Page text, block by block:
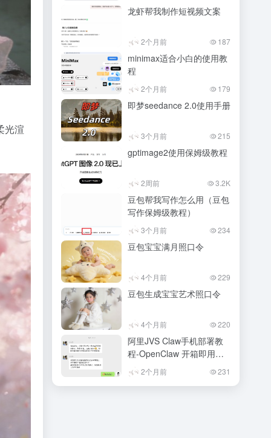
光渲
龙虾帮我制作短视频文案
2个月前 187
minimax适合小白的使用教
程
2个月前 179
即梦seedance 2.0使用手册
3个月前 215
gptimage2使用保姆级教程
2周前 3.2K
豆包帮我写作怎么用（豆包
写作保姆级教程）
3个月前 234
豆包宝宝满月照口令
4个月前 229
豆包生成宝宝艺术照口令
4个月前 220
阿里JVS Claw手机部署教
程-OpenClaw 开箱即用实
2个月前 231